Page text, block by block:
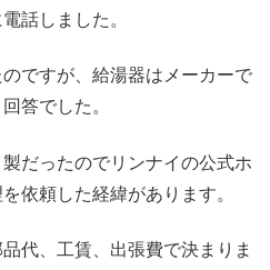
話しました。
ですが、給湯器はメーカーで
答でした。
だったのでリンナイの公式ホ
依頼した経緯があります。
代、工賃、出張費で決まりま